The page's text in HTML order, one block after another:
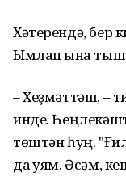
Хəтерендə, бер
Ымлап ҡына
– Хеҙмəттəш, –
инде.
тɵштəн һуң.
да ҡуям. Əсəм,